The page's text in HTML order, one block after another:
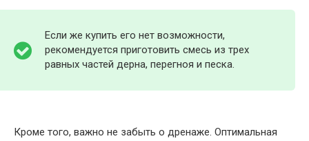
Если же купить его нет возможности,
рекомендуется приготовить смесь из трех
равных частей дерна, перегноя и песка.
Кроме того, важно не забыть о дренаже. Оптимальная